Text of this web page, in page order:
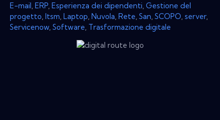
E-mail ERP Esperienza dei dipendenti Gestione del
progetto Itsm Laptop Nuvola Rete San SCOPO server,
Servicenow Software Trasformazione digitale